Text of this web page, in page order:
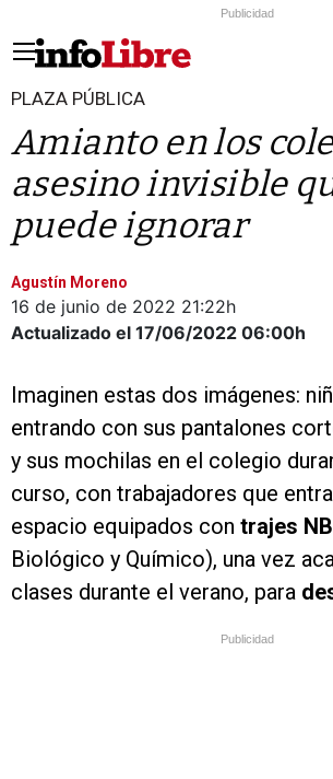
Publicidad
PLAZA PÚBLICA
Amianto en los
asesino invisible
puede ignorar
Agustín Moreno
16 de junio de 2022 21:22h
Actualizado el 17/06/2022 06:00h
Imaginen estas dos imágenes:
entrando con sus pantalones
y sus mochilas en el colegio
curso, con trabajadores que
espacio equipados con trajes
Biológico y Químico), una vez
clases durante el verano, para
Publicidad